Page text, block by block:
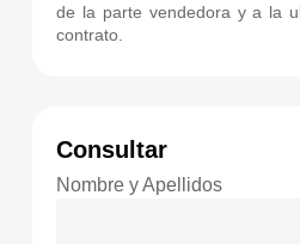
de la parte vendedora y a la
contrato.
Consultar
Nombre y Apellidos